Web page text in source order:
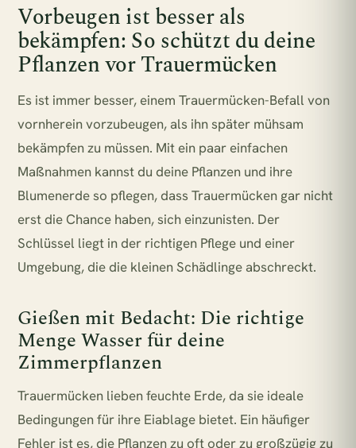
Vorbeugen ist besser als
bekämpfen: So schützt du deine
Pflanzen vor Trauermücken
Es ist immer besser, einem Trauermücken-Befall von
vornherein vorzubeugen, als ihn später mühsam
bekämpfen zu müssen. Mit ein paar einfachen
Maßnahmen kannst du deine Pflanzen und ihre
Blumenerde so pflegen, dass Trauermücken gar nicht
erst die Chance haben, sich einzunisten. Der
Schlüssel liegt in der richtigen Pflege und einer
Umgebung, die die kleinen Schädlinge abschreckt.
Gießen mit Bedacht: Die richtige
Menge Wasser für deine
Zimmerpflanzen
Trauermücken lieben feuchte Erde, da sie ideale
Bedingungen für ihre Eiablage bietet. Ein häufiger
Fehler ist es, die Pflanzen zu oft oder zu großzügig zu